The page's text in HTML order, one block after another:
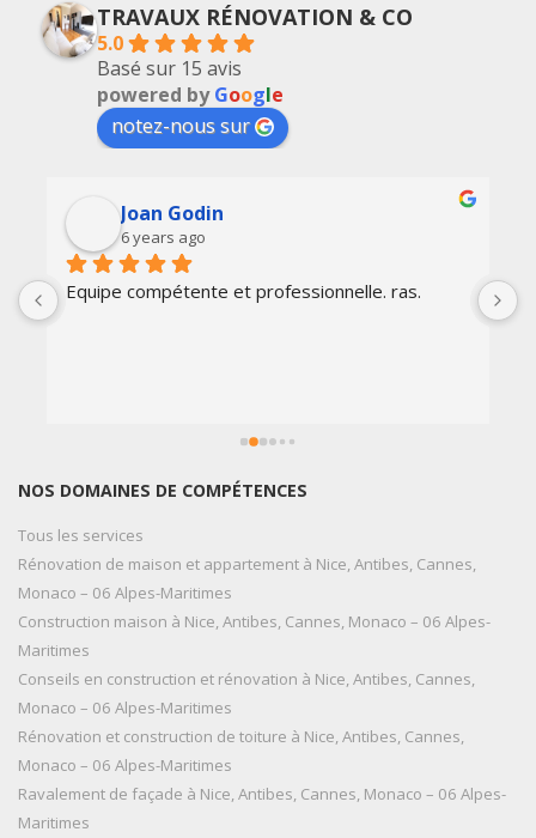
TRAVAUX RÉNOVATION & CO
5.0
Basé sur 15 avis
powered byGoogle
notez-nous sur
Joan Godin
6 years ago
Equipe compétente et professionnelle. ras.
NOS DOMAINES DE COMPÉTENCES
Tous les services
Rénovation de maison et appartement à Nice, Antibes, Cannes,
Monaco – 06 Alpes-Maritimes
Construction maison à Nice, Antibes, Cannes, Monaco – 06 Alpes-
Maritimes
Conseils en construction et rénovation à Nice, Antibes, Cannes,
Monaco – 06 Alpes-Maritimes
Rénovation et construction de toiture à Nice, Antibes, Cannes,
Monaco – 06 Alpes-Maritimes
Ravalement de façade à Nice, Antibes, Cannes, Monaco – 06 Alpes-
Maritimes